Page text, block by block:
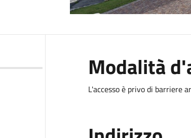
Modalità
L'accesso è privo di barriere